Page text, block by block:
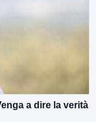
a dire la verità